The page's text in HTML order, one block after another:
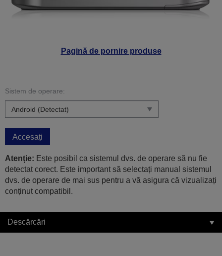
Pagină de pornire produse
Sistem de operare:
Accesați
Atenție: Este posibil ca sistemul dvs. de operare să nu fie
detectat corect. Este important să selectați manual sistemul
dvs. de operare de mai sus pentru a vă asigura că vizualizați
conținut compatibil.
Descărcări